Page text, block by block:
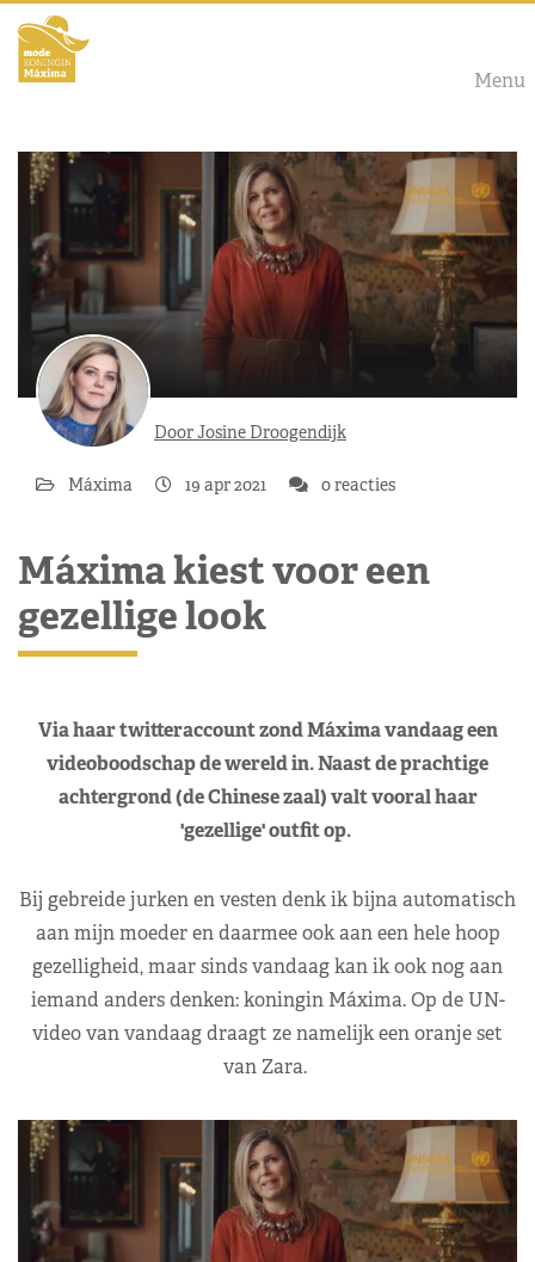
Menu
Door Josine Droogendijk
Máxima 19 apr 2021 0 reacties
Máxima kiest voor een
gezellige look
Via haar twitteraccount zond Máxima vandaag een
videoboodschap de wereld in. Naast de prachtige
achtergrond (de Chinese zaal) valt vooral haar
'gezellige' outfit op.
Bij gebreide jurken en vesten denk ik bijna automatisch
aan mijn moeder en daarmee ook aan een hele hoop
gezelligheid, maar sinds vandaag kan ik ook nog aan
iemand anders denken: koningin Máxima. Op de UN-
video van vandaag draagt ze namelijk een oranje set
van Zara.